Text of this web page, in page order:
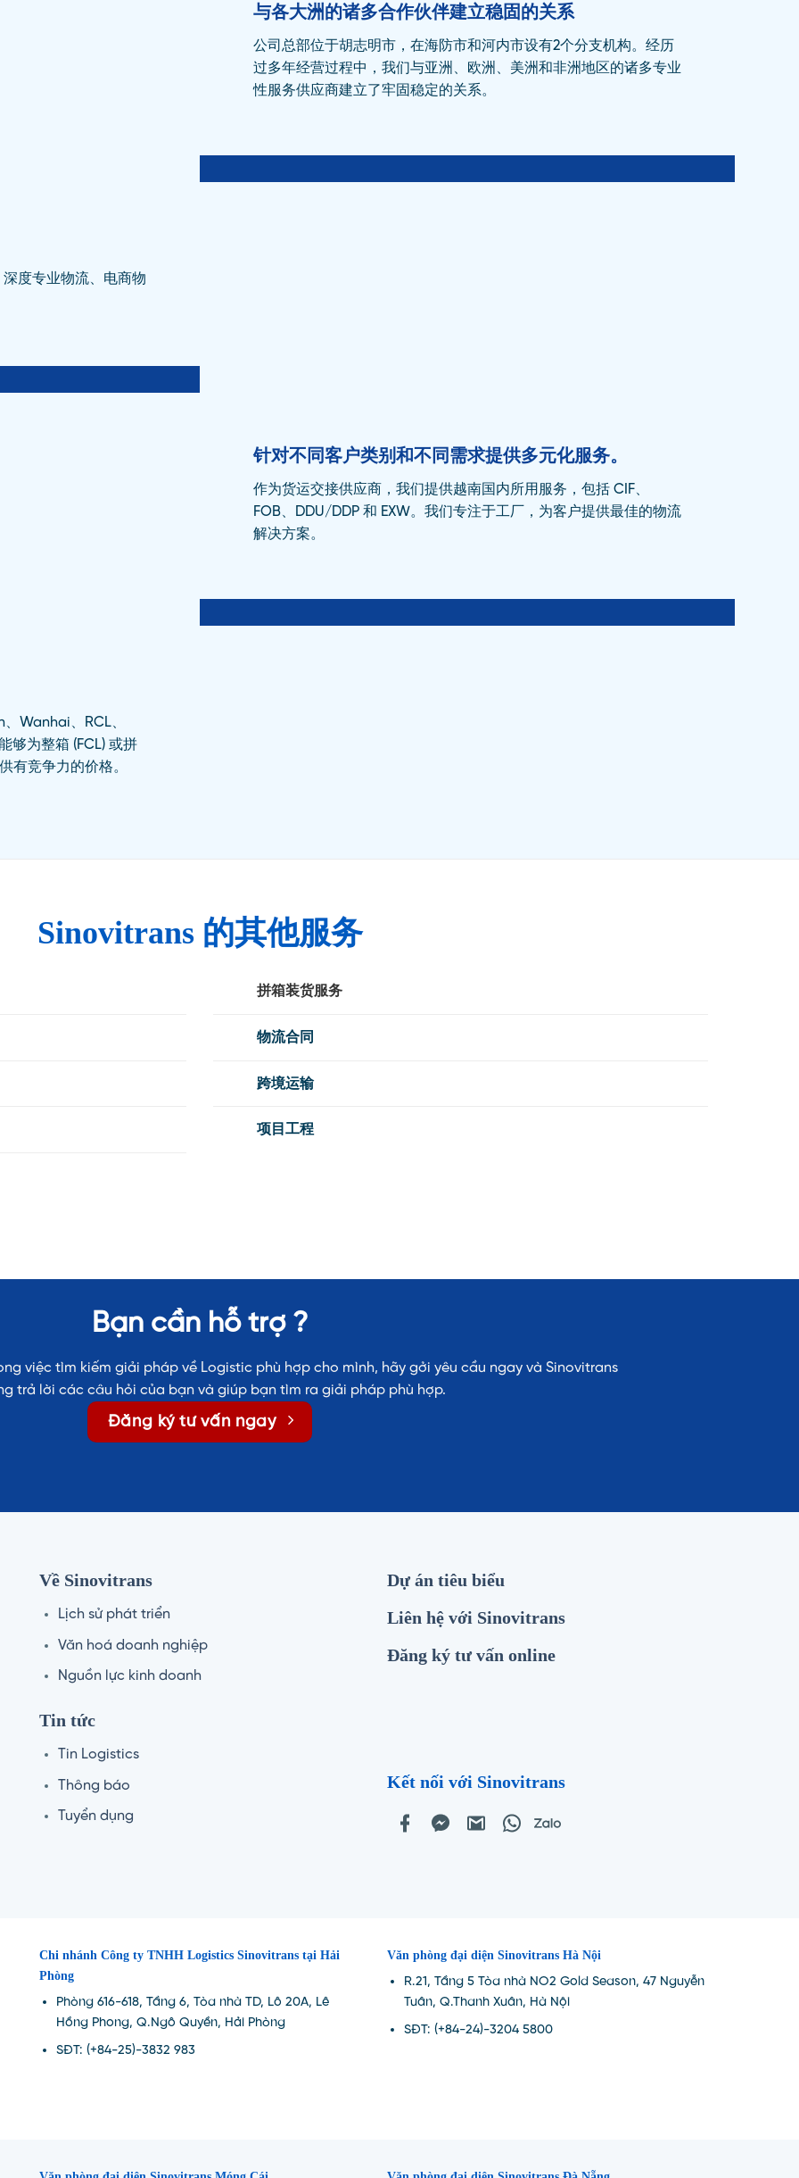
与各大洲的诸多合作伙伴建立稳固的关系
公司总部位于胡志明市，在海防市和河内市设有2个分支机构。经历
过多年经营过程中，我们与亚洲、欧洲、美洲和非洲地区的诸多专业
性服务供应商建立了牢固稳定的关系。
度专业物流、电商物
针对不同客户类别和不同需求提供多元化服务。
作为货运交接供应商，我们提供越南国内所用服务，包括 CIF、
FOB、DDU/DDP 和 EXW。我们专注于工厂，为客户提供最佳的物流
解决方案。
Wanhai、RCL、
够为整箱 (FCL) 或拼
有竞争力的价格。
Sinovitrans 的其他服务
拼箱装货服务
物流合同
跨境运输
项目工程
Bạn cần hỗ trợ ?
việc tìm kiếm giải pháp về Logistic phù hợp cho mình, hãy gởi yêu cầu ngay và Sinovitrans
trả lời các câu hỏi của bạn và giúp bạn tìm ra giải pháp phù hợp.
Đăng ký tư vấn ngay
Về Sinovitrans
Lịch sử phát triển
Văn hoá doanh nghiệp
Nguồn lực kinh doanh
Tin tức
Tin Logistics
Thông báo
Tuyển dụng
Dự án tiêu biểu
Liên hệ với Sinovitrans
Đăng ký tư vấn online
Kết nối với Sinovitrans
Chi nhánh Công ty TNHH Logistics Sinovitrans tại Hải
Phòng
Phòng 616-618, Tầng 6, Tòa nhà TD, Lô 20A, Lê
Hồng Phong, Q.Ngô Quyền, Hải Phòng
SĐT: (+84-25)-3832 983
Văn phòng đại diện Sinovitrans Hà Nội
R.21, Tầng 5 Tòa nhà NO2 Gold Season, 47 Nguyễn
Tuân, Q.Thanh Xuân, Hà Nội
SĐT: (+84-24)-3204 5800